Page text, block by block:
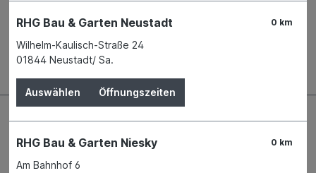
Beschreibung
0 km
RHG Bau & Garten Neustadt
Wilhelm-Kaulisch-Straße 24
01844 Neustadt/ Sa.
Auswählen Öffnungszeiten
0 km
RHG Bau & Garten Niesky
Am Bahnhof 6